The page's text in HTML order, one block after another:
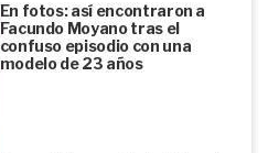
En fotos: así encontraron a
Facundo Moyano tras el
confuso episodio con una
modelo de 23 años